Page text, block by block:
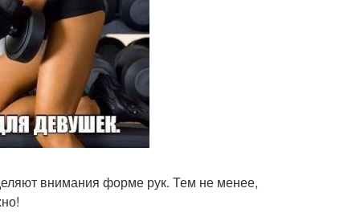
внимания форме рук. Тем не менее,